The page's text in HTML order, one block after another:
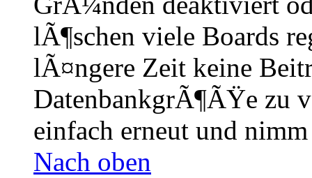
lÃ¶schen viele Boards
lÃ¤ngere Zeit keine
DatenbankgrÃ¶ÃŸe zu
einfach erneut und
Nach oben